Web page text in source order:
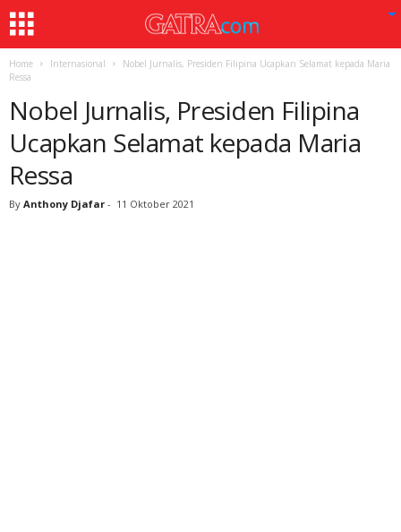
Home Internasional
Nobel Jurnalis, Presiden Filipina Ucapkan Selamat kepada Maria
Ressa
Nobel Jurnalis, Presiden Filipina
Ucapkan Selamat kepada Maria
Ressa
By Anthony Djafar - 11 Oktober 2021